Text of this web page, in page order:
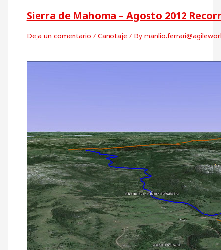
Sierra de Mahoma – Agosto 2012
Deja un comentario / Canotaje / By